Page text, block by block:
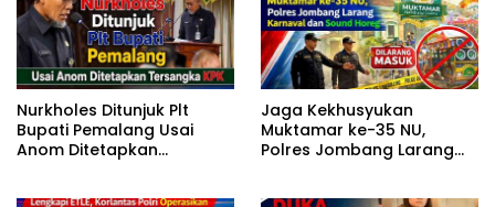
Nurkholes Ditunjuk Plt
Bupati Pemalang Usai
Anom Ditetapkan
Jaga Kekhusyukan
Muktamar ke-35 NU,
Polres Jombang Larang